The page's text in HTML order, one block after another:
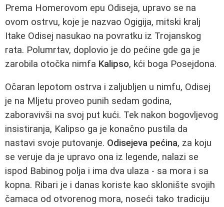
Prema Homerovom epu Odiseja, upravo se na
ovom ostrvu, koje je nazvao Ogigija, mitski kralj
Itake Odisej nasukao na povratku iz Trojanskog
rata. Polumrtav, doplovio je do pećine gde ga je
zarobila otočka nimfa Kalipso, kći boga Posejdona.
Očaran lepotom ostrva i zaljubljen u nimfu, Odisej
je na Mljetu proveo punih sedam godina,
zaboravivši na svoj put kući. Tek nakon bogovljevog
insistiranja, Kalipso ga je konačno pustila da
nastavi svoje putovanje. Odisejeva pećina, za koju
se veruje da je upravo ona iz legende, nalazi se
ispod Babinog polja i ima dva ulaza - sa mora i sa
kopna. Ribari je i danas koriste kao sklonište svojih
čamaca od otvorenog mora, noseći tako tradiciju